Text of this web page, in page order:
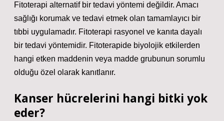
Fitoterapi alternatif bir tedavi yöntemi değildir. Amacı
sağlığı korumak ve tedavi etmek olan tamamlayıcı bir
tıbbi uygulamadır. Fitoterapi rasyonel ve kanıta dayalı
bir tedavi yöntemidir. Fitoterapide biyolojik etkilerden
hangi etken maddenin veya madde grubunun sorumlu
olduğu özel olarak kanıtlanır.
Kanser hücrelerini hangi bitki yok
eder?